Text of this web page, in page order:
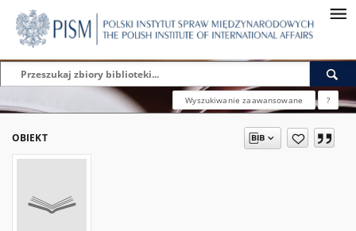
Wyszukiwanie zaawansowane ?
OBIEKT